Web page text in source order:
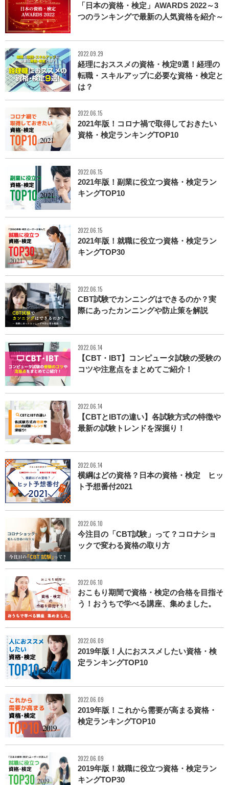
「日本の資格・検定」AWARDS 2022～3
つのランキングで最新の人気資格を紹介～
2022.09.29
経理におススメの資格・検定9選！経理の
転職・スキルアップに必要な資格・検定と
は？
2022.06.15
2021年版！コロナ禍で取得しておきたい
資格・検定ランキングTOP10
2022.06.15
2021年版！副業に役立つ資格・検定ラン
キングTOP10
2022.06.15
2021年版！就職に役立つ資格・検定ラン
キングTOP30
2022.06.15
CBT試験でカンニングはできるのか？実
際にあったカンニングや防止策を解説
2022.06.14
【CBT・IBT】コンピュータ試験の受験の
コツや注意点をまとめてご紹介！
2022.06.14
【CBTとIBTの違い】各試験方式の特徴や
最新の試験トレンドを深掘り！
2022.06.14
横綱はどの資格？日本の資格・検定 ヒッ
ト予想番付2021
2022.06.10
今注目の「CBT試験」って？コロナショ
ックで変わる資格の取り方
2022.06.10
おこもり期間で資格・検定の合格を目指そ
う！おうちで学べる講座、集めました。
2022.06.09
2019年版！人におススメしたい資格・検
定ランキングTOP10
2022.06.09
2019年版！これから需要が高まる資格・
検定ランキングTOP10
2022.06.09
2019年版！就職に役立つ資格・検定ラン
キングTOP30